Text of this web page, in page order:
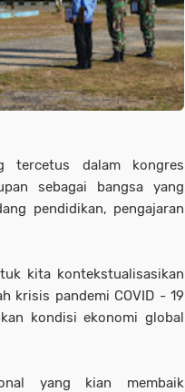
tercetus dalam kongres
sebagai bangsa yang
pendidikan, pengajaran
kita kontekstualisasikan
krisis pandemi COVID - 19
kondisi ekonomi global
yang kian membaik